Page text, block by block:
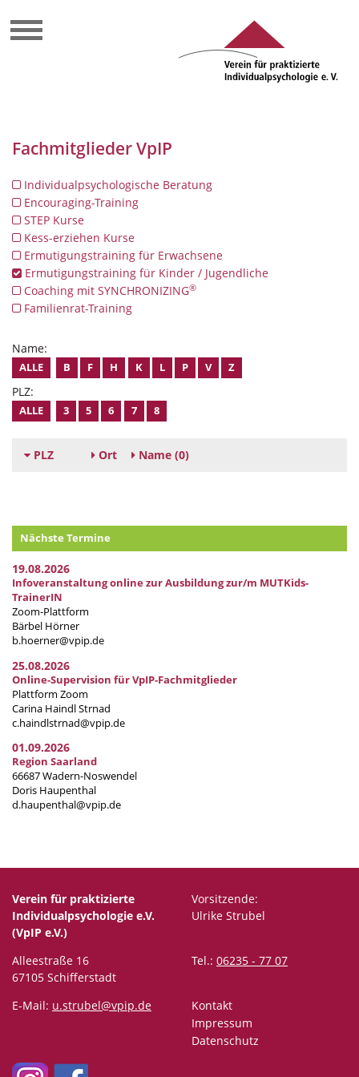
Fachmitglieder VpIP
Individualpsychologische Beratung
Encouraging-Training
STEP Kurse
Kess-erziehen Kurse
Ermutigungstraining für Erwachsene
Ermutigungstraining für Kinder / Jugendliche
Coaching mit SYNCHRONIZING®
Familienrat-Training
Name:
ALLE B F H K L P V Z
PLZ:
ALLE 3 5 6 7 8
PLZ Ort Name (0)
Nächste Termine
19.08.2026
Infoveranstaltung online zur Ausbildung zur/m MUTKids-
TrainerIN
Zoom-Plattform
Bärbel Hörner
b.hoerner@vpip.de
25.08.2026
Online-Supervision für VpIP-Fachmitglieder
Plattform Zoom
Carina Haindl Strnad
c.haindlstrnad@vpip.de
01.09.2026
Region Saarland
66687 Wadern-Noswendel
Doris Haupenthal
d.haupenthal@vpip.de
Verein für praktizierte
Individualpsychologie e.V.
(VpIP e.V.)
Vorsitzende:
Ulrike Strubel
Alleestraße 16
67105 Schifferstadt
Tel.: 06235 - 77 07
E-Mail: u.strubel@vpip.de
Kontakt
Impressum
Datenschutz